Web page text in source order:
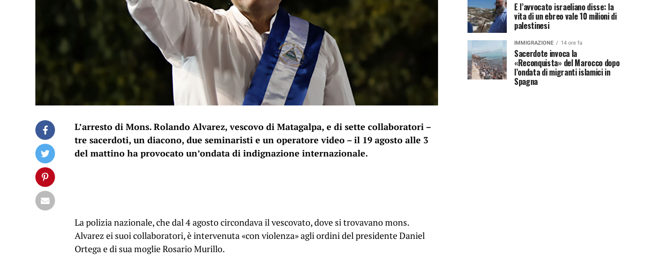
L’arresto di Mons. Rolando Alvarez, vescovo di Matagalpa, e di sette collaboratori –
tre sacerdoti, un diacono, due seminaristi e un operatore video – il 19 agosto alle 3
del mattino ha provocato un’ondata di indignazione internazionale.
La polizia nazionale, che dal 4 agosto circondava il vescovato, dove si trovavano mons.
Alvarez ei suoi collaboratori, è intervenuta «con violenza» agli ordini del presidente Daniel
Ortega e di sua moglie Rosario Murillo.
E l’avvocato israeliano disse: la
vita di un ebreo vale 10 milioni di
palestinesi
IMMIGRAZIONE 14 ore fa
Sacerdote invoca la
«Reconquista» del Marocco dopo
l’ondata di migranti islamici in
Spagna